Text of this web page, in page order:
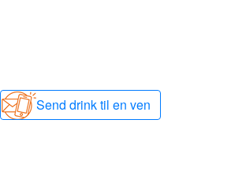
Send drink til en ven